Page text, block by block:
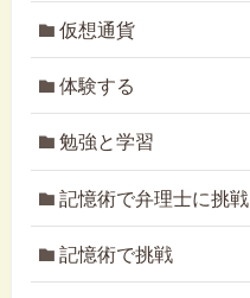
仮想通貨
体験する
勉強と学習
記憶術で弁理士に挑戦
記憶術で挑戦